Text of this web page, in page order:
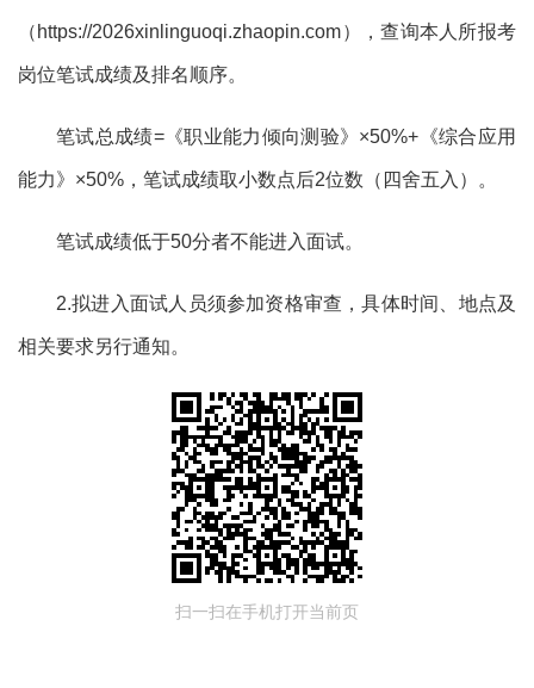
（ https://2026xinlinguoqi.zhaopin.com），查询本人所报考
岗位笔试成绩及排名顺序。
笔试总成绩=《职业能力倾向测验》×50%+《综合应用
能力》 ×50%，笔试成绩取小数点后2位数（四舍五入）。
笔试成绩低于50分者不能进入面试。
2.拟进入面试人员须参加资格审查，具体时间、地点及
相关要求另行通知。
扫一扫在手机打开当前页